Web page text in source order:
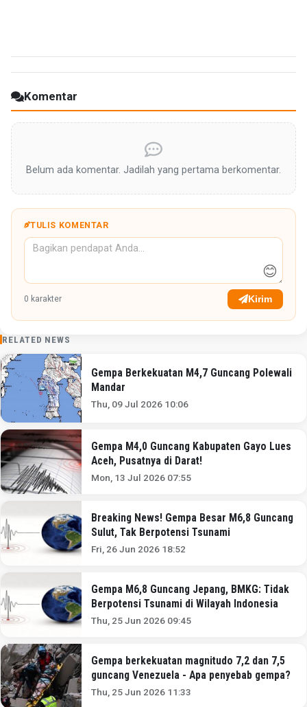
Komentar
Belum ada komentar. Jadilah yang pertama berkomentar.
TULIS KOMENTAR
😊
0 karakter Kirim
RELATED NEWS
Gempa Berkekuatan M4,7 Guncang Polewali
Mandar
Thu, 09 Jul 2026 10:06
Gempa M4,0 Guncang Kabupaten Gayo Lues
Aceh, Pusatnya di Darat!
Mon, 13 Jul 2026 07:55
Breaking News! Gempa Besar M6,8 Guncang
Sulut, Tak Berpotensi Tsunami
Fri, 26 Jun 2026 18:52
Gempa M6,8 Guncang Jepang, BMKG: Tidak
Berpotensi Tsunami di Wilayah Indonesia
Thu, 25 Jun 2026 09:45
Gempa berkekuatan magnitudo 7,2 dan 7,5
guncang Venezuela - Apa penyebab gempa?
Thu, 25 Jun 2026 11:33